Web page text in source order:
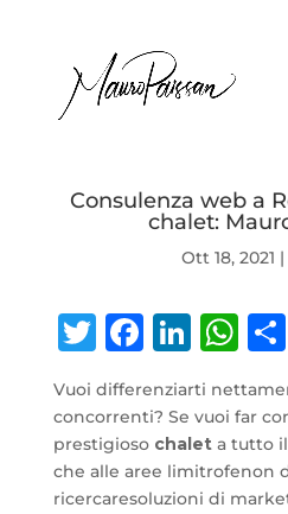
Consulenza web a
chalet:
Ott 18, 2021 |
Twitter
Vuoi differenziarti
concorrenti? Se vuoi far
prestigioso chaleta tutto
che alle aree limitrofenon
ricercaresoluzioni di